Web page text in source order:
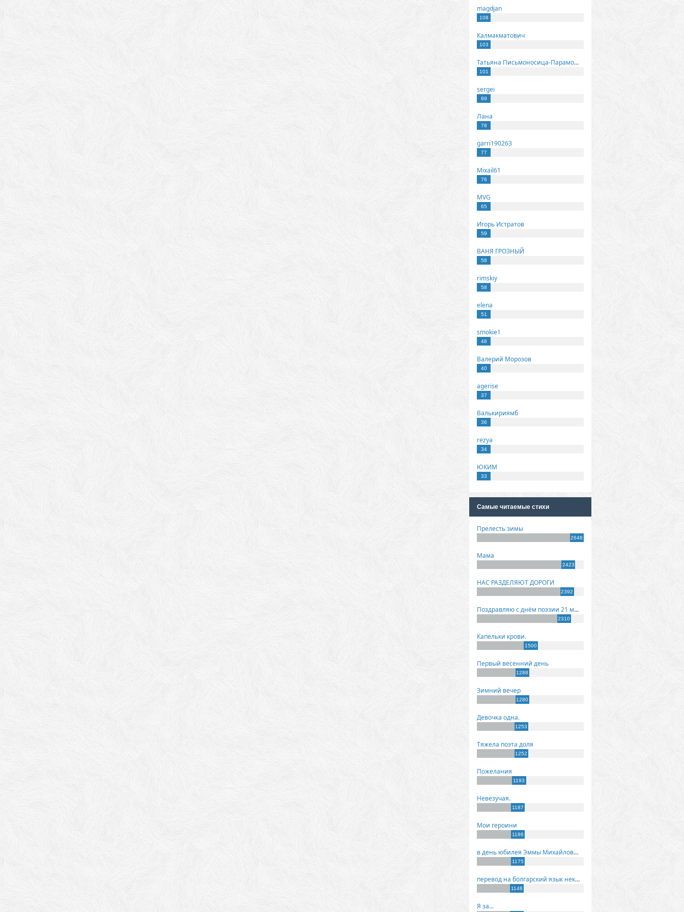
magdjan
108
Калмакматович
103
Татьяна Письмоносица-Парамонова
101
sergei
89
Лана
78
garri190263
77
Mixail61
76
MVG
65
Игорь Истратов
59
ВАНЯ ГРОЗНЫЙ
58
rimskiy
58
elena
51
smokie1
48
Валерий Морозов
40
agerise
37
Валькириямб
36
rezya
34
ЮКИМ
33
Самые читаемые стихи
Прелесть зимы
2648
Мама
2423
НАС РАЗДЕЛЯЮТ ДОРОГИ
2392
Поздравляю с днём поэзии 21 марта!
2310
Капельки крови.
1500
Первый весенний день
1288
Зимний вечер
1280
Девочка одна.
1253
Тяжела поэта доля
1252
Пожелания
1193
Невезучая.
1187
Мои героини
1186
в день юбилея Эммы Михайловны Киселевой
1175
перевод на болгарский язык некоторых моих стихов
1148
Я за...